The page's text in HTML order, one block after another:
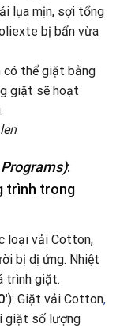
lụa mịn, sợi tổng
bị bẩn vừa
có thể giặt bằng
giặt sẽ hoạt
:
trình trong
loại vải Cotton,
bị dị ứng. Nhiệt
trình giặt.
): Giặt vải Cotton,
giặt số lượng